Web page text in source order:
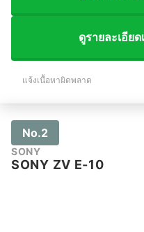
ดูรายละเอีย
แจ้งเนื้อหาผิดพลาด
No.2
SONY
SONY ZV E-10